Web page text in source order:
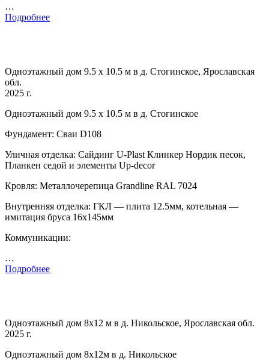
…
Подробнее
Одноэтажный дом 9.5 х 10.5 м в д. Стогинское, Ярославская
обл.
2025 г.
Одноэтажный дом 9.5 х 10.5 м в д. Стогинское
Фундамент: Сваи D108
Уличная отделка: Сайдинг U-Plast Клинкер Нордик песок,
Планкен седой и элементы Up-decor
Кровля: Металлочерепица Grandline RAL 7024
Внутренняя отделка: ГКЛ — плита 12.5мм, котельная —
имитация бруса 16х145мм
Коммуникации:
…
Подробнее
Одноэтажный дом 8х12 м в д. Никольское, Ярославская обл.
2025 г.
Одноэтажный дом 8х12м в д. Никольское